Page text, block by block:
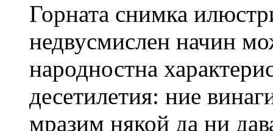
Горната снимка
недвусмислен начин
народностна
десетилетия: ние
мразим някой да ни